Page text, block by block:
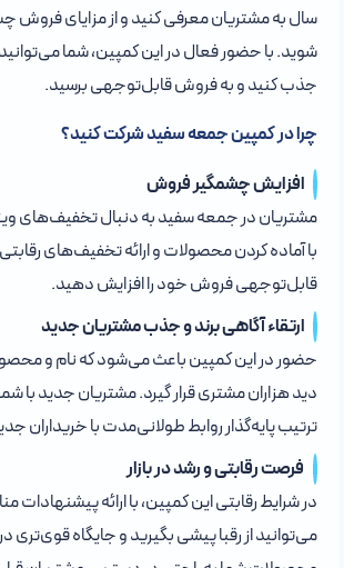
سال به مشتریان معرفی کنید و از مزایای فروش
شوید. با حضور فعال در این کمپین، شما
جذب کنید و به فروش قابل‌توجهی برسید.
چرا در کمپین جمعه سفید شرکت کنید؟
افزایش چشمگیر فروش
مشتریان در جمعه سفید به دنبال تخفیف‌های
با آماده کردن محصولات و ارائه تخفیف‌های
قابل‌توجهی فروش خود را افزایش دهید.
ارتقاء آگاهی برند و جذب مشتریان جدید
حضور در این کمپین باعث می‌شود که نام و
دید هزاران مشتری قرار گیرد. مشتریان جدید با
ترتیب پایه‌گذار روابط طولانی‌مدت با خریداران
فرصت رقابتی و رشد در بازار
در شرایط رقابتی این کمپین، با ارائه
می‌توانید از رقبا پیشی بگیرید و جایگاه قوی‌تری در